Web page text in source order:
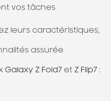
vos tâches
leurs caractéristiques,
assurée
Galaxy Z Fold7 et Z Flip7 :